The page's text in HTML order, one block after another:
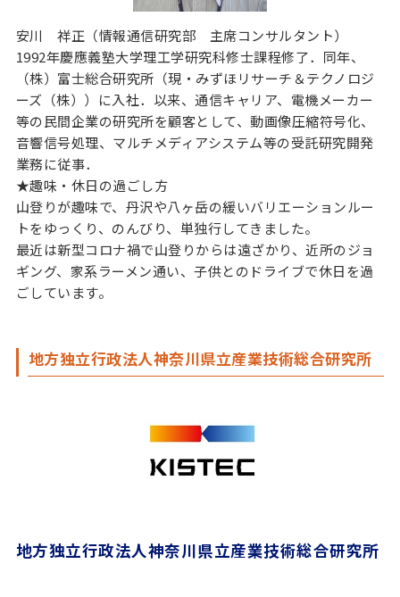
安川 祥正（情報通信研究部 主席コンサルタント）
1992年慶應義塾大学理工学研究科修士課程修了．同年、
（株）富士総合研究所（現・みずほリサーチ＆テクノロジ
ーズ（株））に入社．以来、通信キャリア、電機メーカー
等の民間企業の研究所を顧客として、動画像圧縮符号化、
音響信号処理、マルチメディアシステム等の受託研究開発
業務に従事．
★趣味・休日の過ごし方
山登りが趣味で、丹沢や八ヶ岳の緩いバリエーションルー
トをゆっくり、のんびり、単独行してきました。
最近は新型コロナ禍で山登りからは遠ざかり、近所のジョ
ギング、家系ラーメン通い、子供とのドライブで休日を過
ごしています。
地方独立行政法人神奈川県立産業技術総合研究所
地方独立行政法人神奈川県立産業技術総合研究所